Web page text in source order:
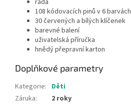
rada
108 kódovacích pinů v 6 barvách
30 červených a bílých klíčenek
barevné balení
uživatelská příručka
hnědý přepravní karton
Doplňkové parametry
Kategorie: Děti
Záruka:
2 roky